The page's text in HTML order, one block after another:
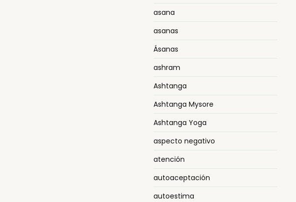
asana
asanas
Ásanas
ashram
Ashtanga
Ashtanga Mysore
Ashtanga Yoga
aspecto negativo
atención
autoaceptación
autoestima